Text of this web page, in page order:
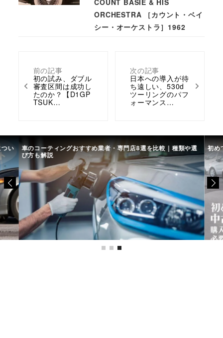
前の記事
初の試み、ダブル
審査区間は成功し
たのか？【D1GP
TSUK…
次の記事
日本への導入が待
ち遠しい、530d
ツーリングのパフ
ォーマンス…
COUNT BASIE & HIS
ORCHESTRA ［カウント・ベイ
シー・オーケストラ］1962
い 車のコーティングおすすめ業者・専門店8選を比較｜種類や選
び方も解説
初め